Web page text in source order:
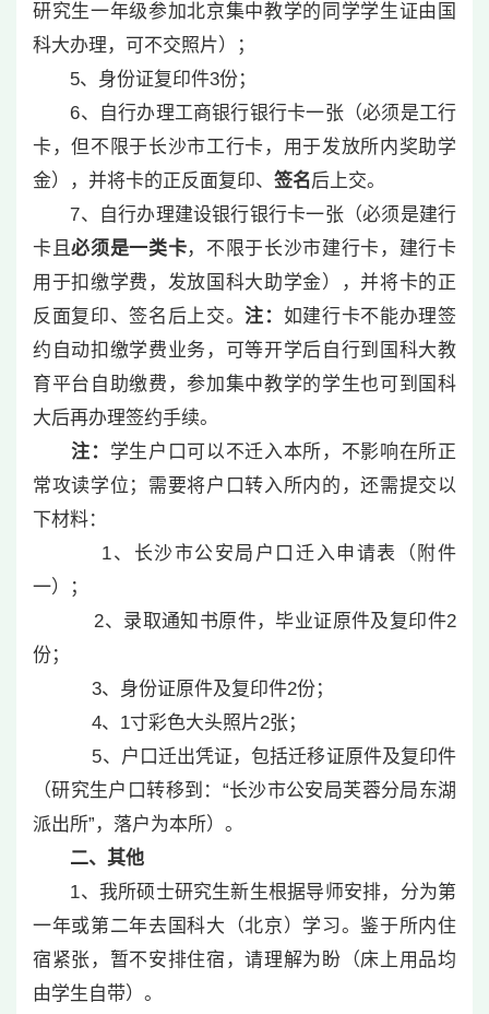
研究生一年级参加北京集中教学的同学学生证由国
科大办理，可不交照片）；
5、身份证复印件3份；
6、自行办理工商银行银行卡一张（必须是工行
卡，但不限于长沙市工行卡，用于发放所内奖助学
金），并将卡的正反面复印、 签名后上交。
7、自行办理建设银行银行卡一张（必须是建行
卡且必须是一类卡，不限于长沙市建行卡，建行卡
用于扣缴学费，发放国科大助学金），并将卡的正
反面复印、签名后上交。注： 如建行卡不能办理签
约自动扣缴学费业务，可等开学后自行到国科大教
育平台自助缴费，参加集中教学的学生也可到国科
大后再办理签约手续。
注： 学生户口可以不迁入本所，不影响在所正
常攻读学位；需要将户口转入所内的，还需提交以
下材料：
1、长沙市公安局户口迁入申请表（附件
一）；
2、录取通知书原件，毕业证原件及复印件2
份；
3、身份证原件及复印件2份；
4、1寸彩色大头照片2张；
5、户口迁出凭证，包括迁移证原件及复印件
（研究生户口转移到：“长沙市公安局芙蓉分局东湖
派出所”，落户为本所）。
二、其他
1、我所硕士研究生新生根据导师安排，分为第
一年或第二年去国科大（北京）学习。鉴于所内住
宿紧张，暂不安排住宿，请理解为盼（床上用品均
由学生自带）。